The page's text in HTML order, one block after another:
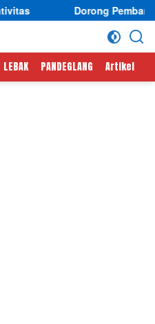
Dorong Pembangunan Daerah,
LEBAK PANDEGLANG Artikel